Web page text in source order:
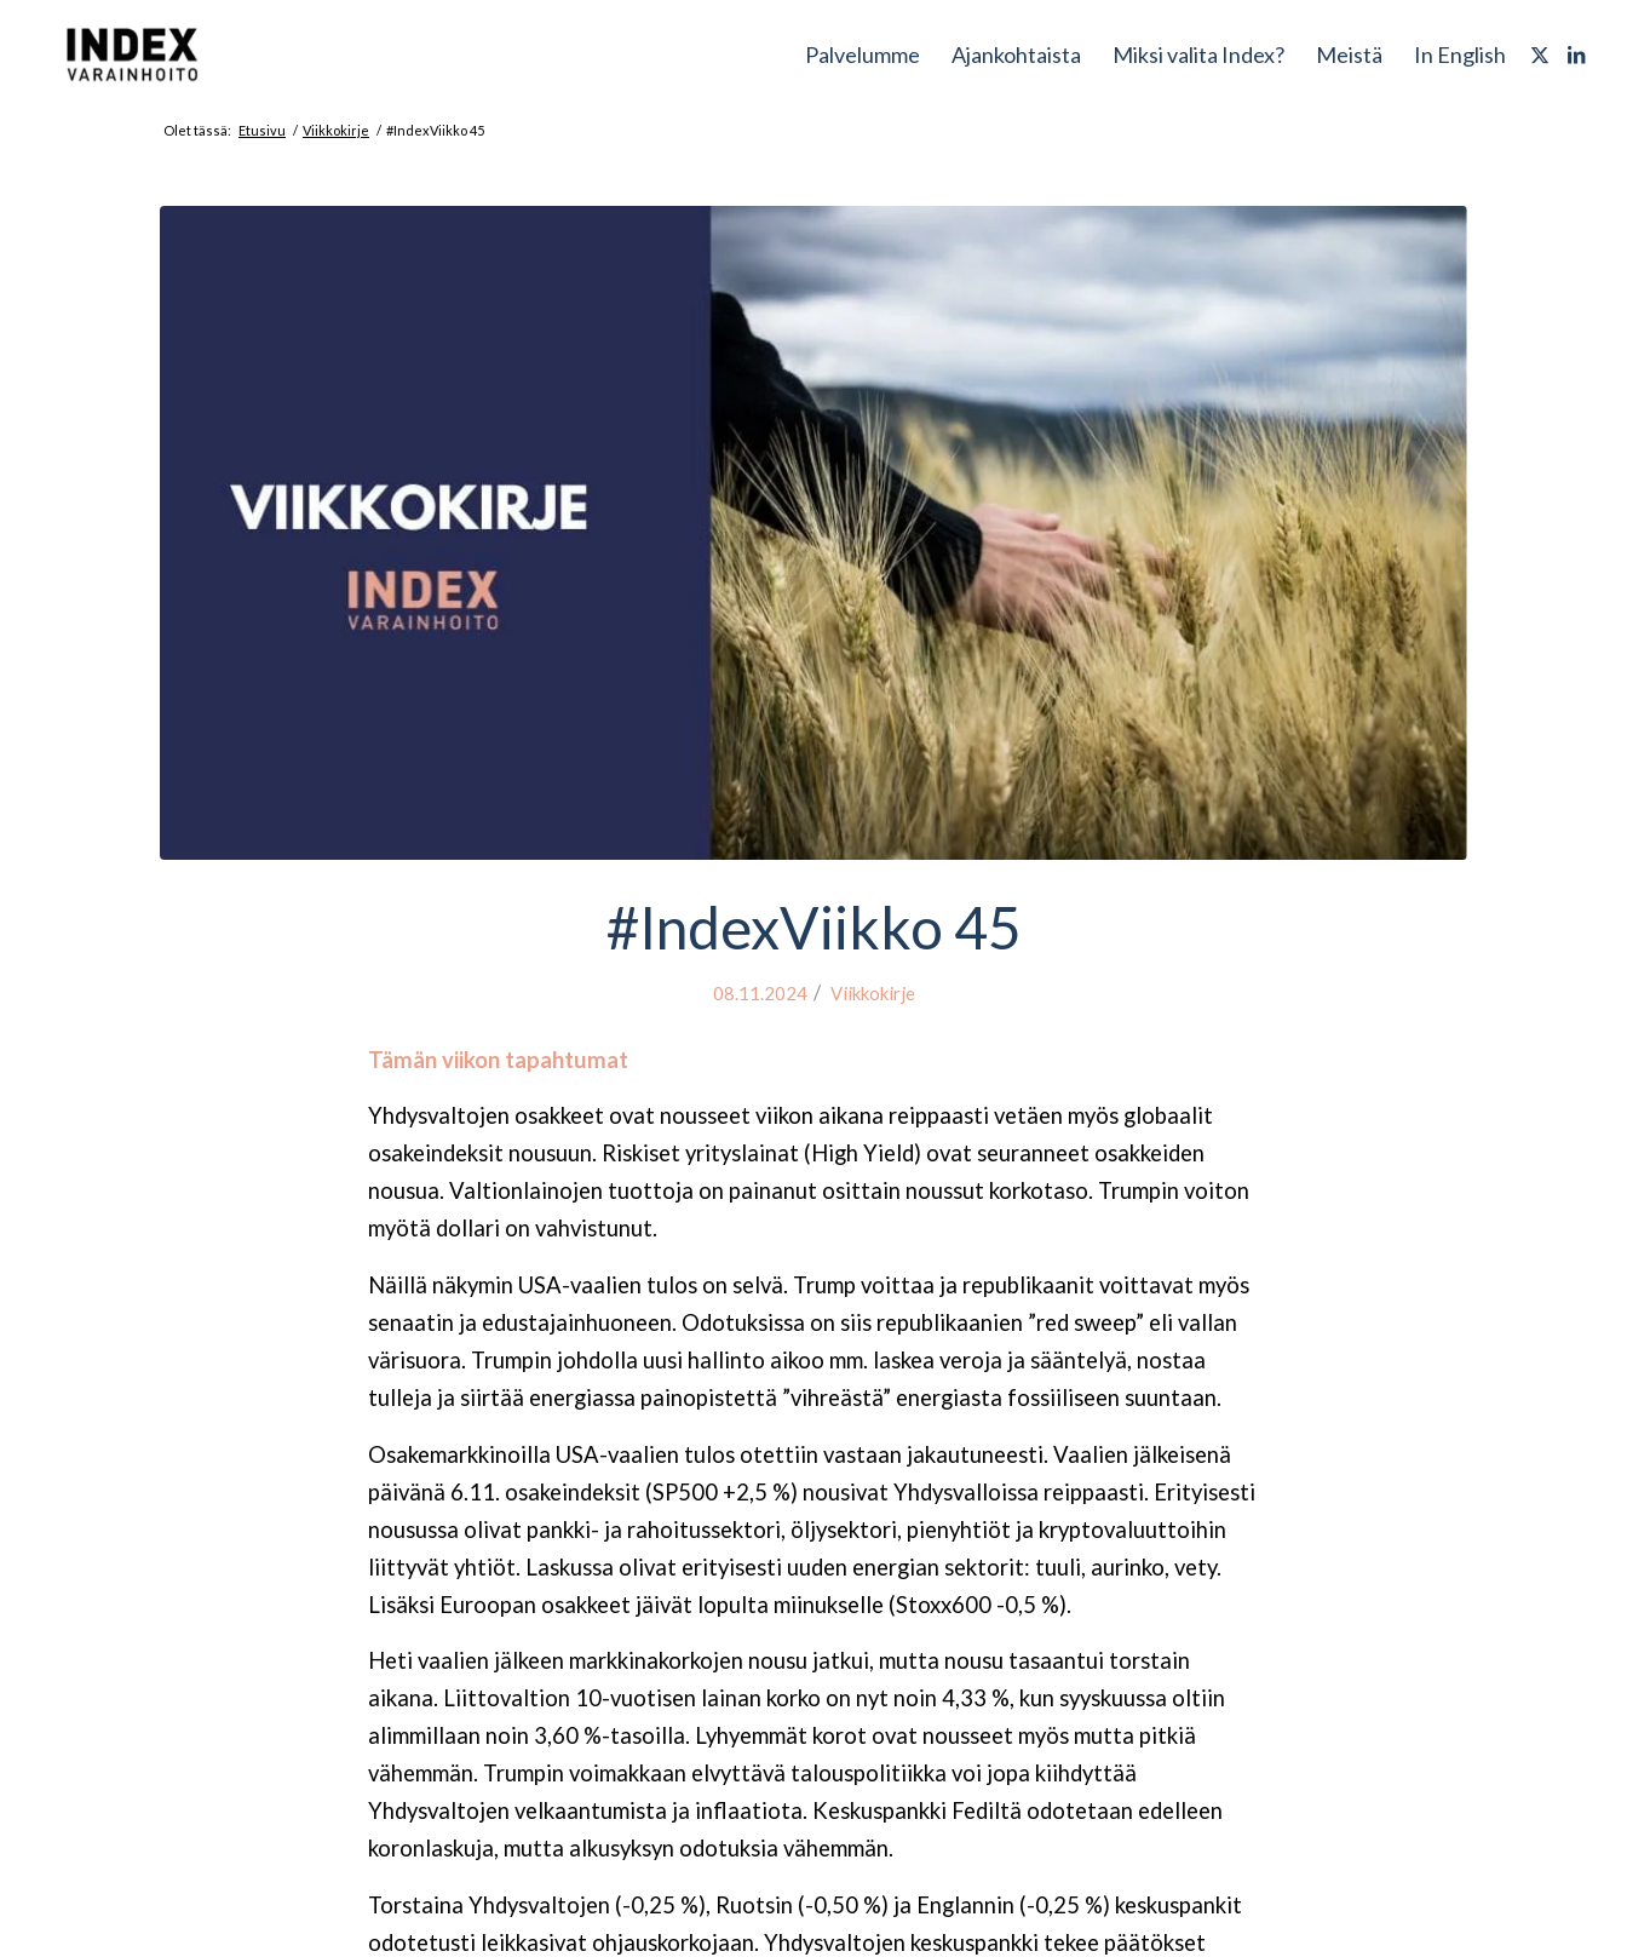
Palvelumme Ajankohtaista Miksi valita Index? Meistä In English
Olet tässä: Etusivu / Viikkokirje / #IndexViikko 45
#IndexViikko 45
08.11.2024 / Viikkokirje
Tämän viikon tapahtumat
Yhdysvaltojen osakkeet ovat nousseet viikon aikana reippaasti vetäen myös globaalit
osakeindeksit nousuun. Riskiset yrityslainat (High Yield) ovat seuranneet osakkeiden
nousua. Valtionlainojen tuottoja on painanut osittain noussut korkotaso. Trumpin voiton
myötä dollari on vahvistunut.
Näillä näkymin USA-vaalien tulos on selvä. Trump voittaa ja republikaanit voittavat myös
senaatin ja edustajainhuoneen. Odotuksissa on siis republikaanien ”red sweep” eli vallan
värisuora. Trumpin johdolla uusi hallinto aikoo mm. laskea veroja ja sääntelyä, nostaa
tulleja ja siirtää energiassa painopistettä ”vihreästä” energiasta fossiiliseen suuntaan.
Osakemarkkinoilla USA-vaalien tulos otettiin vastaan jakautuneesti. Vaalien jälkeisenä
päivänä 6.11. osakeindeksit (SP500 +2,5 %) nousivat Yhdysvalloissa reippaasti. Erityisesti
nousussa olivat pankki- ja rahoitussektori, öljysektori, pienyhtiöt ja kryptovaluuttoihin
liittyvät yhtiöt. Laskussa olivat erityisesti uuden energian sektorit: tuuli, aurinko, vety.
Lisäksi Euroopan osakkeet jäivät lopulta miinukselle (Stoxx600 -0,5 %).
Heti vaalien jälkeen markkinakorkojen nousu jatkui, mutta nousu tasaantui torstain
aikana. Liittovaltion 10-vuotisen lainan korko on nyt noin 4,33 %, kun syyskuussa oltiin
alimmillaan noin 3,60 %-tasoilla. Lyhyemmät korot ovat nousseet myös mutta pitkiä
vähemmän. Trumpin voimakkaan elvyttävä talouspolitiikka voi jopa kiihdyttää
Yhdysvaltojen velkaantumista ja inflaatiota. Keskuspankki Fediltä odotetaan edelleen
koronlaskuja, mutta alkusyksyn odotuksia vähemmän.
Torstaina Yhdysvaltojen (-0,25 %), Ruotsin (-0,50 %) ja Englannin (-0,25 %) keskuspankit
odotetusti leikkasivat ohjauskorkojaan. Yhdysvaltojen keskuspankki tekee päätökset